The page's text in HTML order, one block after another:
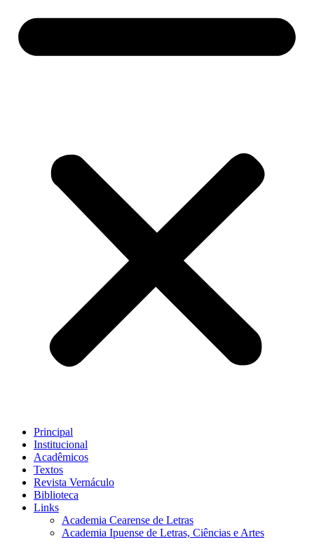
Principal
Institucional
Acadêmicos
Textos
Revista Vernáculo
Biblioteca
Links
Academia Cearense de Letras
Academia Ipuense de Letras, Ciências e Artes